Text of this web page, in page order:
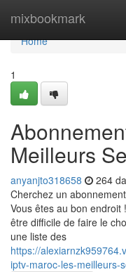
mixbookmark
Home
Home
1
Meilleurs
anyanjto318658 264
Cherchez un
Vous êtes au bon endroit
être difficile de faire le
une liste des
https://
iptv-maroc-les-meilleurs-